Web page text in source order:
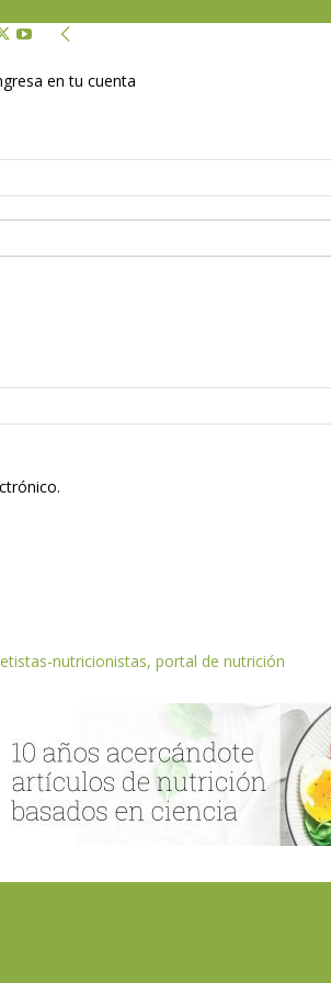
en tu cuenta
nutricionistas, portal de nutrición